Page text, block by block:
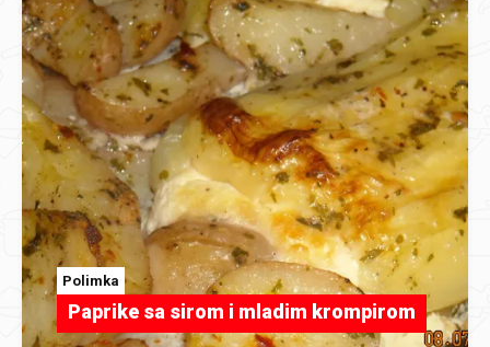
Polimka
Paprike sa sirom i mladim krompirom